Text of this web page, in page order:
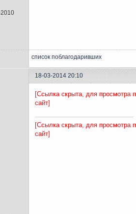
список поблагодаривших
18-03-2014 20:10
[Ссылка скрыта, для просмотра
сайт]
[Ссылка скрыта, для просмотра
сайт]